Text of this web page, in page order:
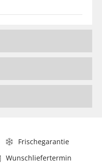
Frischegarantie
Wunschliefertermin